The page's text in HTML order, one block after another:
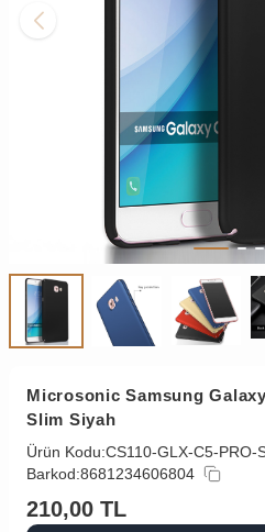
Microsonic Samsung
Slim Siyah
Ürün Kodu:CS110-GLX-C5-PRO-
Barkod:8681234606804
210,00 TL